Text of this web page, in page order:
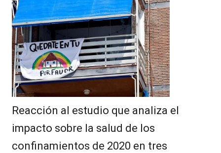
Reacción al estudio que analiza el
impacto sobre la salud de los
confinamientos de 2020 en tres